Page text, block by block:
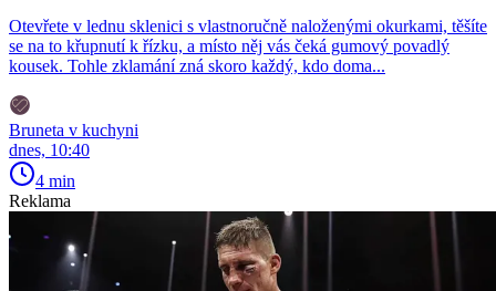
Otevřete v lednu sklenici s vlastnoručně naloženými okurkami, těšíte
se na to křupnutí k řízku, a místo něj vás čeká gumový povadlý
kousek. Tohle zklamání zná skoro každý, kdo doma...
Bruneta v kuchyni
dnes, 10:40
4 min
Reklama